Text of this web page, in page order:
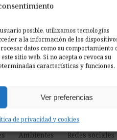
posible, utilizamos tecnologías
a la información de los
datos como su comportamiento
sitio web. Si no acepta o revoca su
características y funciones.
Ver preferencias
de privacidad y cookies
¿No
Pide
Ambientes Redes sociales